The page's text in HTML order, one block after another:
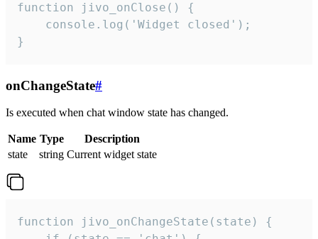
function jivo_onClose() {
    console.log('Widget closed');
}
onChangeState#
Is executed when chat window state has changed.
Name Type
Description
state
string Current widget state
function jivo_onChangeState(state) {